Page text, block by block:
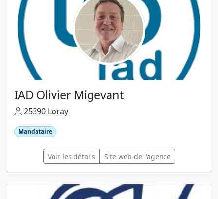
IAD Olivier Migevant
25390 Loray
Mandataire
Voir les détails Site web de l'agence